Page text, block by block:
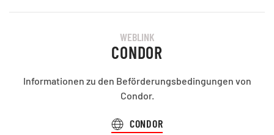
WEBLINK
CONDOR
Informationen zu den Beförderungsbedingungen von
Condor.
CONDOR